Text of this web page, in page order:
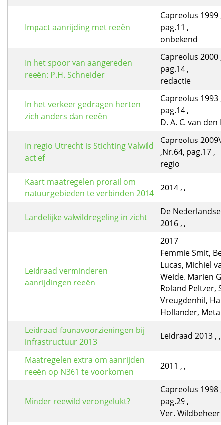
Impact aanrijding met reeën
Capreolus 1999
pag.11 ,
onbekend
In het spoor van aangereden
reeën: P.H. Schneider
Capreolus 2000
pag.14 ,
redactie
In het verkeer gedragen herten
zich anders dan reeën
Capreolus 1993
pag.14 ,
D. A. C. van
In regio Utrecht is Stichting Valwild
actief
Capreolus
,Nr.64, pag.17 ,
regio
Kaart maatregelen prorail om
natuurgebieden te verbinden 2014
2014 , ,
Landelijke valwildregeling in zicht
De
2016 , ,
Leidraad verminderen
aanrijdingen reeën
2017
Femmie Smit,
Lucas, Michiel
Weide, Marien
Roland Peltzer,
Vreugdenhil,
Hollander, Meta
Leidraad-faunavoorzieningen bij
infrastructuur 2013
Leidraad 2013 , ,
Maatregelen extra om aanrijden
reeën op N361 te voorkomen
2011 , ,
Minder reewild verongelukt?
Capreolus 1998
pag.29 ,
Ver.